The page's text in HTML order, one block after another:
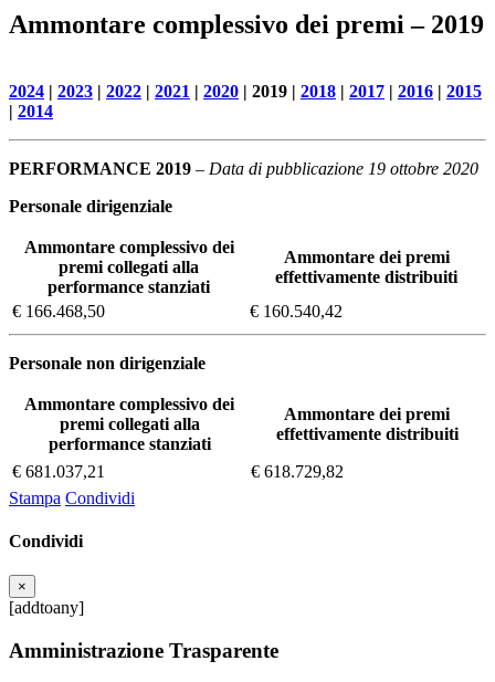
Ammontare complessivo dei premi – 2019
2024 | 2023 | 2022 | 2021 | 2020 | 2019 | 2018 | 2017 | 2016 | 2015
| 2014
PERFORMANCE 2019 – Data di pubblicazione 19 ottobre 2020
Personale dirigenziale
Ammontare complessivo dei
premi collegati alla
performance stanziati
Ammontare dei premi
effettivamente distribuiti
€ 166.468,50
€ 160.540,42
Personale non dirigenziale
Ammontare complessivo dei
premi collegati alla
performance stanziati
Ammontare dei premi
effettivamente distribuiti
€ 681.037,21
€ 618.729,82
Stampa Condividi
Condividi
×
[addtoany]
Amministrazione Trasparente